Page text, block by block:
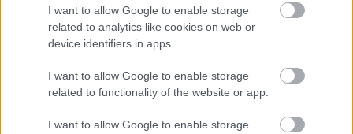
I want to allow Google to enable storage
related to analytics like cookies on web or
device identifiers in apps.
I want to allow Google to enable storage
related to functionality of the website or app.
I want to allow Google to enable storage
πρόσφατα εμπορικές και χρηματοοικονομικές
συναλλαγές, τις διεθνείς τροφοδοτικές αλυσίδες.
Ακόμα περισσότερο για την Ευρωζώνη η
«πράσινη» μετάβαση απαιτεί επενδύσεις των
οποίων η διασφάλιση εγγυάται... ακριβή ενέργεια
την ίδια στιγμή που οι